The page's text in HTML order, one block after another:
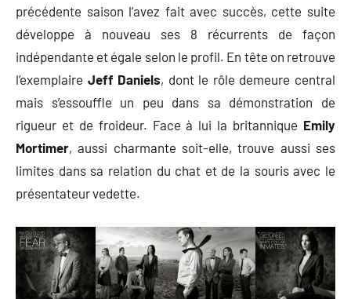
précédente saison l’avez fait avec succès, cette suite
développe à nouveau ses 8 récurrents de façon
indépendante et égale selon le profil. En tête on retrouve
l’exemplaire Jeff Daniels, dont le rôle demeure central
mais s’essouffle un peu dans sa démonstration de
rigueur et de froideur. Face à lui la britannique Emily
Mortimer, aussi charmante soit-elle, trouve aussi ses
limites dans sa relation du chat et de la souris avec le
présentateur vedette.